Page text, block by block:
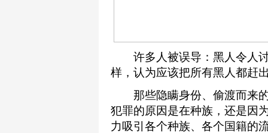
许多人被误导：黑人令人讨
样，认为应该把所有黑人都赶
那些隐瞒身份、偷渡而来的
犯罪的原因是在种族，还是因
力吸引各个种族、各个国籍的